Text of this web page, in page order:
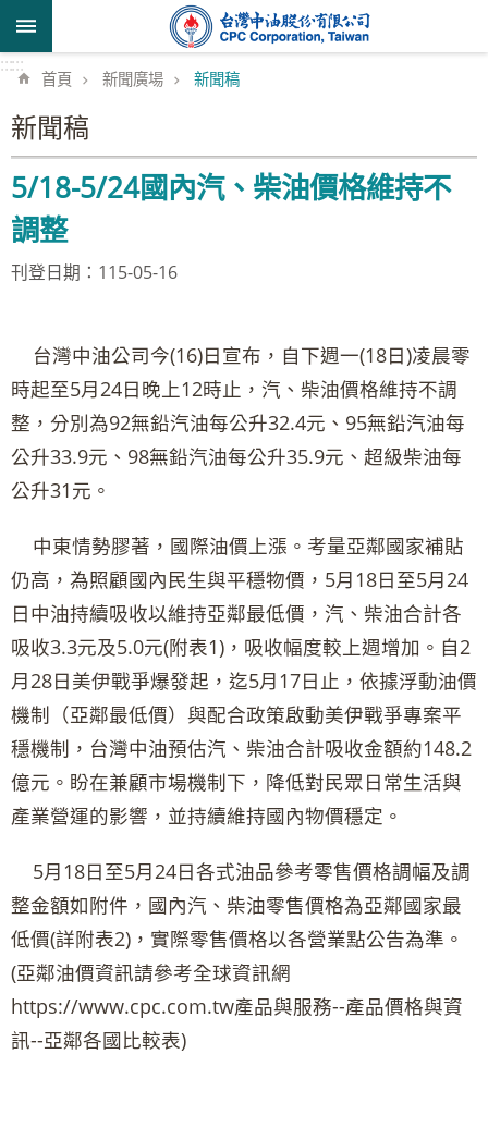
跳到主要內容區塊
::::::
首頁 新聞廣場 新聞稿
新聞稿
5/18-5/24國內汽、柴油價格維持不
調整
刊登日期：115-05-16
台灣中油公司今(16)日宣布，自下週一(18日)凌晨零
時起至5月24日晚上12時止，汽、柴油價格維持不調
整，分別為92無鉛汽油每公升32.4元、95無鉛汽油每
公升33.9元、98無鉛汽油每公升35.9元、超級柴油每
公升31元。
中東情勢膠著，國際油價上漲。考量亞鄰國家補貼
仍高，為照顧國內民生與平穩物價，5月18日至5月24
日中油持續吸收以維持亞鄰最低價，汽、柴油合計各
吸收3.3元及5.0元(附表1)，吸收幅度較上週增加。自2
月28日美伊戰爭爆發起，迄5月17日止，依據浮動油價
機制（亞鄰最低價）與配合政策啟動美伊戰爭專案平
穩機制，台灣中油預估汽、柴油合計吸收金額約148.2
億元。盼在兼顧市場機制下，降低對民眾日常生活與
產業營運的影響，並持續維持國內物價穩定。
5月18日至5月24日各式油品參考零售價格調幅及調
整金額如附件，國內汽、柴油零售價格為亞鄰國家最
低價(詳附表2)，實際零售價格以各營業點公告為準。
(亞鄰油價資訊請參考全球資訊網
https://www.cpc.com.tw產品與服務--產品價格與資
訊--亞鄰各國比較表)